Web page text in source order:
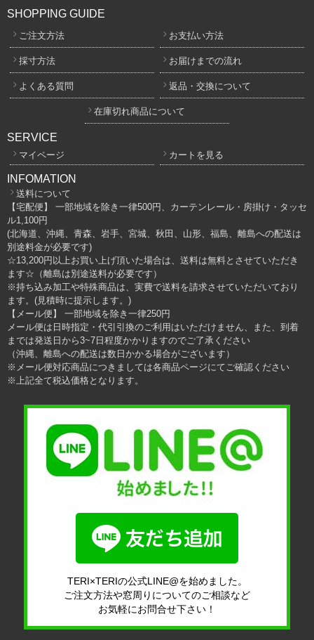
SHOPPING GUIDE
ご注文方法 お支払い方法
採寸方法 お届けまでの流れ
よくある質問 返品・交換について
在庫切れ商品について
SERVICE
マイページ カートを見る
INFOMATION
送料について
【宅配便】 一部地域を除き一律500円、カーテンレール・房掛け・タッセ
ル1,100円
(北海道、沖縄、青森、岩手、宮城、秋田、山形、福島、離島への配送は
別途料金が必要です)
☆13,200円以上お買い上げ頂いた場合は、送料は無料とさせていただき
ます☆（離島は別途送料が必要です）
※持ち込み加工や特殊商品は、実費で送料を請求させていただいており
ます。(見積時に提示します。)
【メール便】 一部地域を除き一律250円
メール便は日時指定・代引引換のご利用はいただけません、また、到着
までは発送日から3~7日程度かかりますのでご了承ください
（沖縄、離島への配送は数日かかる場合がございます）
※メール便対応商品につきましては各商品ページにてご確認ください
※上記全て税込価格となります。
TERI×TERIの公式LINE@を始めました。
ご注文方法や窓周りについてのご相談など
お気軽にお問合せ下さい！